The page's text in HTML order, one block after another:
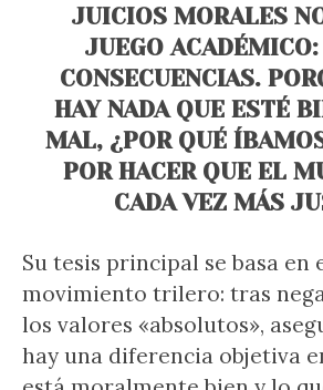
JUICIOS MORALES
JUEGO
CONSECUENCIAS.
HAY NADA QUE ESTÉ
MAL, ¿POR QUÉ
POR HACER QUE EL
CADA VEZ MÁS
Su tesis principal se basa en
movimiento trilero: tras
los valores «absolutos»,
hay una diferencia objetiva